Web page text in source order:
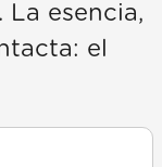
esencia,
el